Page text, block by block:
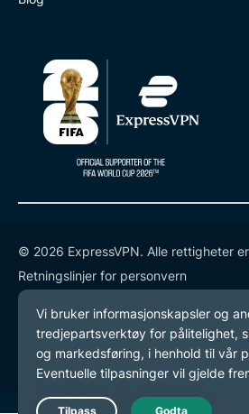
© 2026 ExpressVPN. Alle rettigheter
Retningslinjer for personvern
Tjenestevilkår
endre preferansene dine